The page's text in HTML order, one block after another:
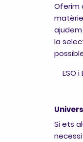
Oferim
la
ESO
Si ets